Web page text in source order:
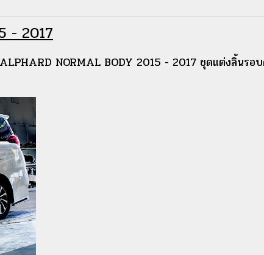
- 2017
NORMAL BODY 2015 - 2017 ชุดแต่งลิ้นร